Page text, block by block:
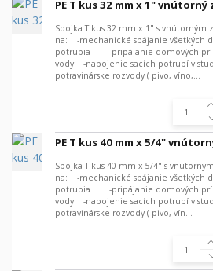
PE T kus 32 mm x 1" vnútorný
Spojka T kus 32 mm x 1" s vnútorným
na: -mechanické spájanie všetkých
potrubia -pripájanie domových
vody -napojenie sacích potrubí v
potravinárske rozvody ( pivo, víno,...
PE T kus 40 mm x 5/4"
Spojka T kus 40 mm x 5/4" s
na: -mechanické spájanie všetkých
potrubia -pripájanie domových
vody -napojenie sacích potrubí v
potravinárske rozvody ( pivo, vín...